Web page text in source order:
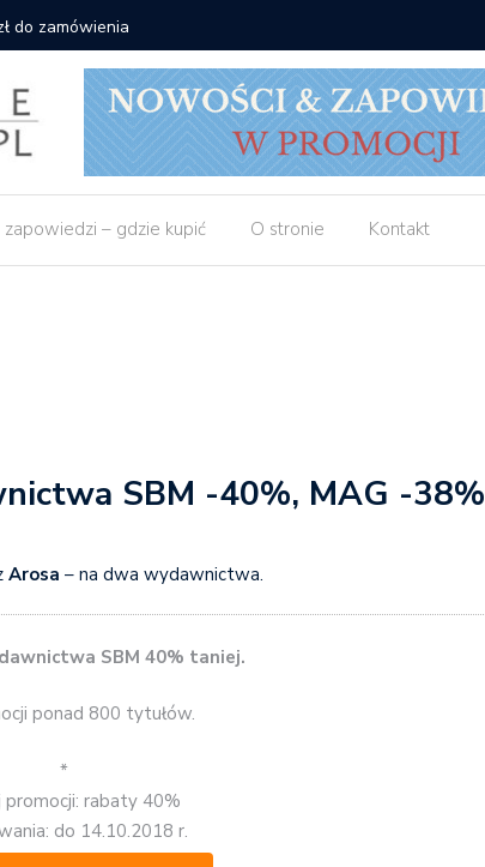
do zamówienia
zapowiedzi – gdzie kupić O stronie Kontakt
SBM -40%, MAG -38%
Arosa – na dwa wydawnictwa.
SBM 40% taniej.
ponad 800 tytułów.
*
promocji: rabaty 40%
do 14.10.2018 r.